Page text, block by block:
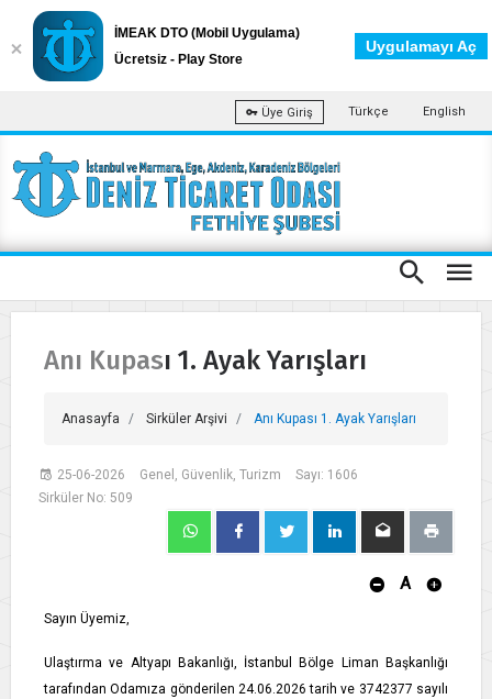
Üye Giriş Türkçe English
Anı Kupası 1. Ayak Yarışları
Anasayfa Sirküler Arşivi Anı Kupası 1. Ayak Yarışları
25-06-2026 Genel, Güvenlik, Turizm
Sayı: 1606
Sirküler No: 509
A
Sayın Üyemiz,
Ulaştırma ve Altyapı Bakanlığı, İstanbul Bölge Liman Başkanlığı
tarafından Odamıza gönderilen 24.06.2026 tarih ve 3742377 sayılı
İMEAK DTO (Mobil Uygulama)
Ücretsiz - Play Store
Uygulamayı Aç